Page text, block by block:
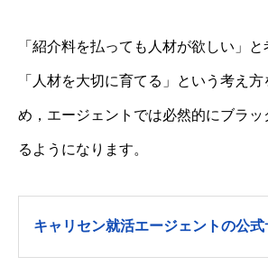
「紹介料を払っても人材が欲しい」と
「人材を大切に育てる」という考え
め，エージェントでは必然的にブラ
るようになります。
キャリセン就活エージェントの公